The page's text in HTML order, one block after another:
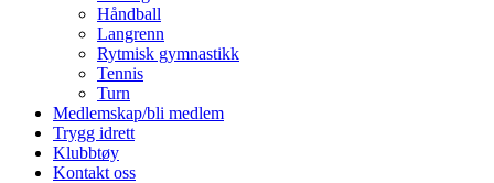
Håndball
Langrenn
Rytmisk gymnastikk
Tennis
Turn
Medlemskap/bli medlem
Trygg idrett
Klubbtøy
Kontakt oss